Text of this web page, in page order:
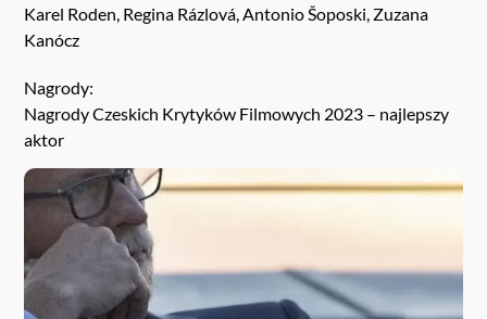
Karel Roden, Regina Rázlová, Antonio Šoposki, Zuzana
Kanócz
Nagrody:
Nagrody Czeskich Krytyków Filmowych 2023 – najlepszy
aktor